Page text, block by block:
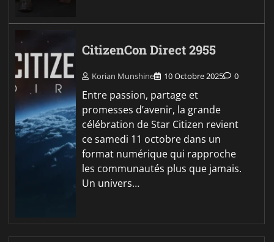
CitizenCon Direct 2955
Korian Munshine 10 Octobre 2025 0
Entre passion, partage et
promesses d’avenir, la grande
célébration de Star Citizen revient
ce samedi 11 octobre dans un
format numérique qui rapproche
les communautés plus que jamais.
Un univers…